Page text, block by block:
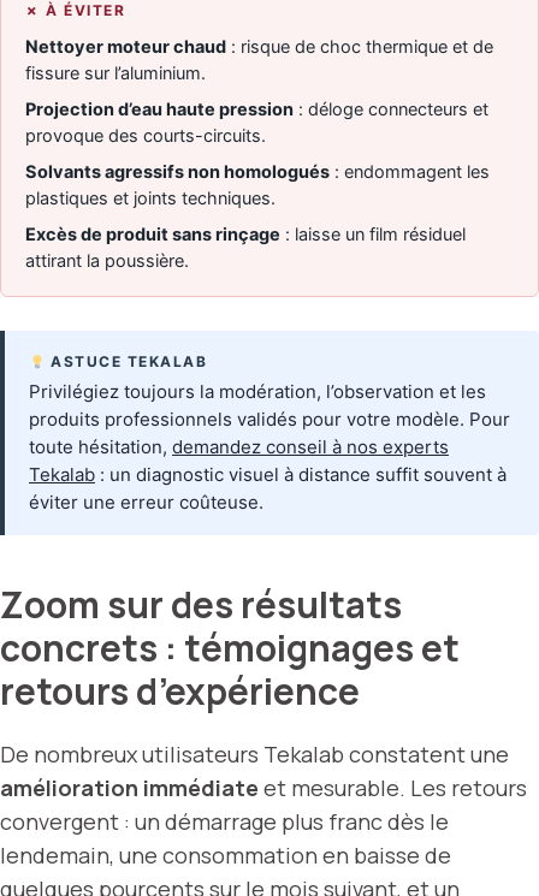
✗ À ÉVITER
Nettoyer moteur chaud : risque de choc thermique et de
fissure sur l’aluminium.
Projection d’eau haute pression : déloge connecteurs et
provoque des courts-circuits.
Solvants agressifs non homologués : endommagent les
plastiques et joints techniques.
Excès de produit sans rinçage : laisse un film résiduel
attirant la poussière.
ASTUCE TEKALAB
Privilégiez toujours la modération, l’observation et les
produits professionnels validés pour votre modèle. Pour
toute hésitation, demandez conseil à nos experts
Tekalab : un diagnostic visuel à distance suffit souvent à
éviter une erreur coûteuse.
Zoom sur des résultats
concrets : témoignages et
retours d’expérience
De nombreux utilisateurs Tekalab constatent une
amélioration immédiate et mesurable. Les retours
convergent : un démarrage plus franc dès le
lendemain, une consommation en baisse de
quelques pourcents sur le mois suivant, et un